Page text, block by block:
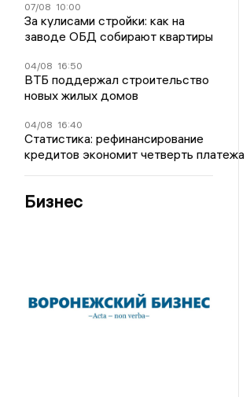
07/08 10:00
За кулисами стройки: как на
заводе ОБД собирают квартиры
04/08 16:50
ВТБ поддержал строительство
новых жилых домов
04/08 16:40
Статистика: рефинансирование
кредитов экономит четверть платежа
Бизнес